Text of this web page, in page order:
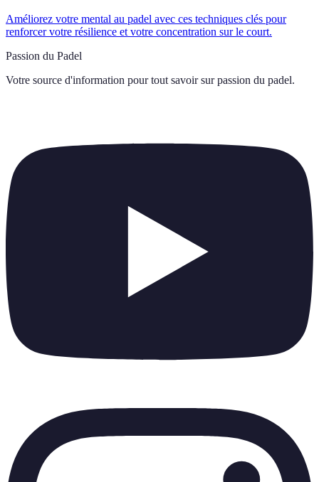
Améliorez votre mental au padel avec ces techniques clés pour
renforcer votre résilience et votre concentration sur le court.
Passion du Padel
Votre source d'information pour tout savoir sur passion du padel.